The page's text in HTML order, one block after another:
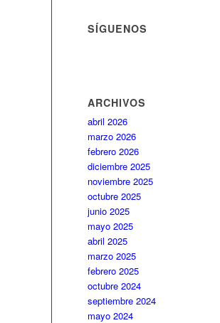
SÍGUENOS
ARCHIVOS
abril 2026
marzo 2026
febrero 2026
diciembre 2025
noviembre 2025
octubre 2025
junio 2025
mayo 2025
abril 2025
marzo 2025
febrero 2025
octubre 2024
septiembre 2024
mayo 2024